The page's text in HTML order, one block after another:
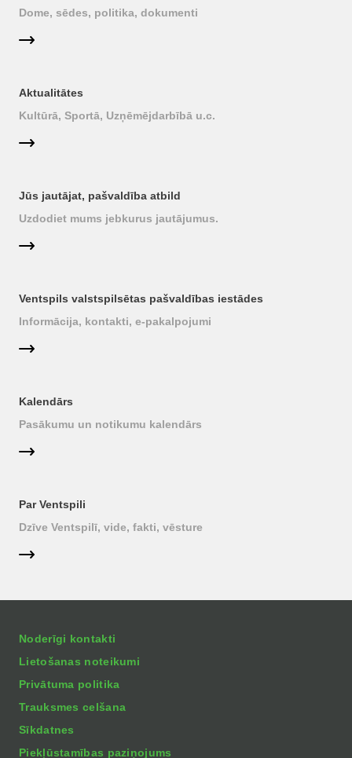
Dome, sēdes, politika, dokumenti
Aktualitātes
Kultūrā, Sportā, Uzņēmējdarbībā u.c.
Jūs jautājat, pašvaldība atbild
Uzdodiet mums jebkurus jautājumus.
Ventspils valstspilsētas pašvaldības iestādes
Informācija, kontakti, e-pakalpojumi
Kalendārs
Pasākumu un notikumu kalendārs
Par Ventspili
Dzīve Ventspilī, vide, fakti, vēsture
Noderīgi kontakti
Lietošanas noteikumi
Privātuma politika
Trauksmes celšana
Sīkdatnes
Piekļūstamības paziņojums